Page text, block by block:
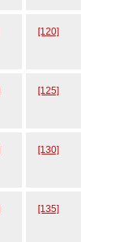
[120]
[125]
[130]
[135]